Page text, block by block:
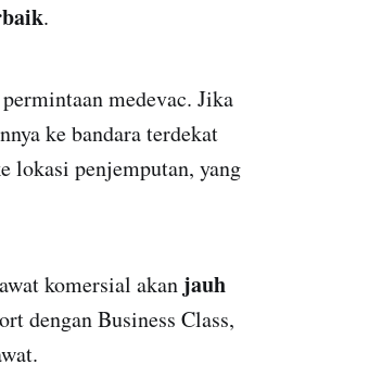
.
medevac. Jika
ke bandara terdekat
lokasi penjemputan, yang
komersial akan jauh
dengan Business Class,